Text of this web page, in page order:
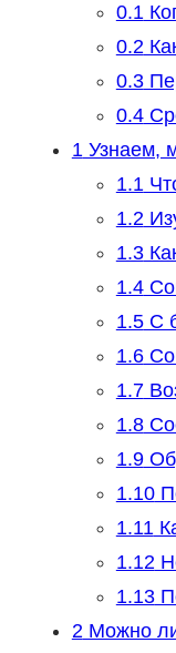
0.1
0.2
0.3
0.4
1Узнаем,
1.1
1.2
1.3
1.4
1.5С
1.6Со
1.7
1.8
1.9
1.10
1.11
1.12
1.13
2Можно ли